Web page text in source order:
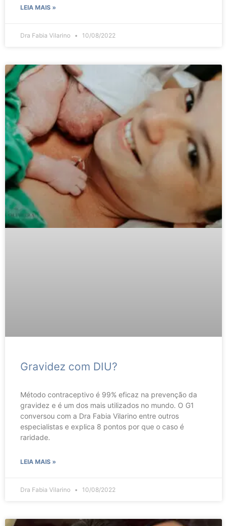
LEIA MAIS »
Dra Fabia Vilarino 10/08/2022
Gravidez com DIU?
Método contraceptivo é 99% eficaz na prevenção da
gravidez e é um dos mais utilizados no mundo. O G1
conversou com a Dra Fabia Vilarino entre outros
especialistas e explica 8 pontos por que o caso é
raridade.
LEIA MAIS »
Dra Fabia Vilarino 10/08/2022